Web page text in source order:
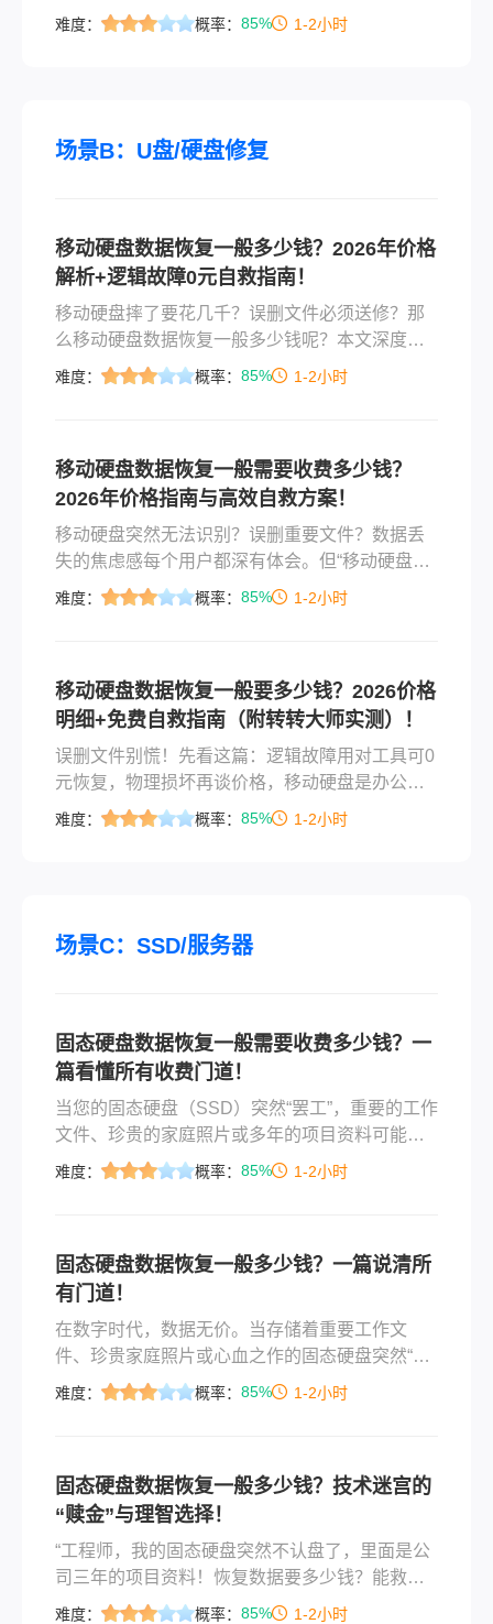
态。当电脑突然弹出"无法读取"提示，或是移动硬
恢复市场的价格迷雾，助你避免被"天价账单"惊
难度： 概率： 85% 1-2小时
场景B：U盘/硬盘修复
移动硬盘数据恢复一般多少钱？2026年价格
解析+逻辑故障0元自救指南！
移动硬盘摔了要花几千？误删文件必须送修？那
么移动硬盘数据恢复一般多少钱呢？本文深度解
析2026年移动硬盘数据恢复真实价格逻辑，首发
包！
难度： 概率： 85% 1-2小时
移动硬盘数据恢复一般需要收费多少钱？
2026年价格指南与高效自救方案！
移动硬盘突然无法识别？误删重要文件？数据丢
失的焦虑感每个用户都深有体会。但“移动硬盘数
据恢复一般需要收费多少钱”成为多数人最关心的
难度： 概率： 85% 1-2小时
移动硬盘数据恢复一般要多少钱？2026价格
明细+免费自救指南（附转转大师实测）！
误删文件别慌！先看这篇：逻辑故障用对工具可0
元恢复，物理损坏再谈价格，移动硬盘是办公、
摄影、学习的得力助手，但“啪”一声弹出、“格式
科学应对，避免花冤枉钱！
难度： 概率： 85% 1-2小时
场景C：SSD/服务器
固态硬盘数据恢复一般需要收费多少钱？一
篇看懂所有收费门道！
当您的固态硬盘（SSD）突然“罢工”，重要的工作
文件、珍贵的家庭照片或多年的项目资料可能瞬
间岌岌可危。在焦急寻找解决方案时，一个最现
费完全取决于硬盘的“病情”严重程度。要理解这笔
费用，我们需要走进数据恢复的“手术室”，一探究
竟。
难度： 概率： 85% 1-2小时
固态硬盘数据恢复一般多少钱？一篇说清所
有门道！
在数字时代，数据无价。当存储着重要工作文
件、珍贵家庭照片或心血之作的固态硬盘突然“罢
工”时，那种焦虑感难以言喻。随之而来的第一个
难度： 概率： 85% 1-2小时
固态硬盘数据恢复一般多少钱？技术迷宫的
“赎金”与理智选择！
“工程师，我的固态硬盘突然不认盘了，里面是公
司三年的项目资料！恢复数据要多少钱？能救回
来吗？” 数据恢复工程师每天都会听到这样焦急的
难度： 概率： 85% 1-2小时